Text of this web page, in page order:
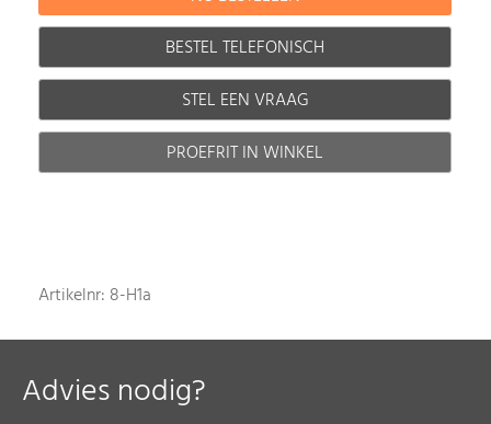
BESTEL TELEFONISCH
STEL EEN VRAAG
PROEFRIT IN WINKEL
Artikelnr: 8-H1a
Advies nodig?